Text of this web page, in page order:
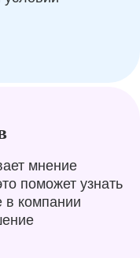
мнение
поможет узнать
в компании